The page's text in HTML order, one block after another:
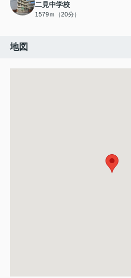
二見中学校
1579ｍ（20分）
地図